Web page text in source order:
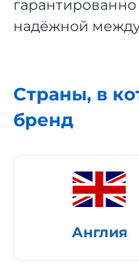
надёжной
Страны, в
бренд
Англия